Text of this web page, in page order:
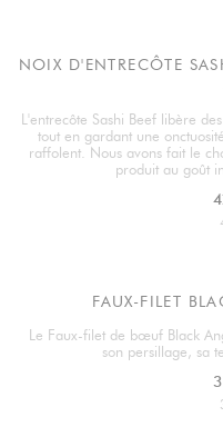
NOIX D'ENTRECÔTE
L'entrecôte Sashi Beef libère
tout en gardant une
raffolent. Nous avons fait le
produit au goût
FAUX-FILET
Le Faux-filet de bœuf Black
son persillage, sa